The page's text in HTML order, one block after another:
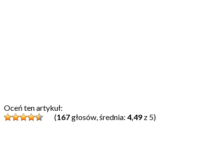
Oceń ten artykuł:
(167głosów, średnia: 4,49 z 5)